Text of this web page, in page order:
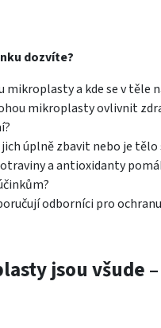
dozvíte?
mikroplasty a kde se v těle
mikroplasty ovlivnit
jich úplně zbavit nebo je tělo
a antioxidanty
odborníci pro
jsou všude